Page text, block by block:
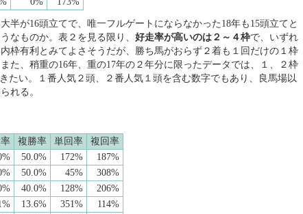
半が16頭立てで、唯一フルゲートにならなかった18年も15頭立てと
なものか。表２を見る限り、 好走率が高いのは２～４枠で、いずれ
枠有利とみてよさそうだが、勝ち馬がおらず２着も１回だけの１枠
た、稍重の16年、重の17年の２年分に限ったデータでは、１、２枠
たい。１番人気２頭、２番人気１頭を含む数字でもあり、良馬場以
れる。
複勝率 単回率
複回率
50.0% 172%
187%
50.0% 45%
308%
40.0% 128%
206%
13.6% 351%
114%